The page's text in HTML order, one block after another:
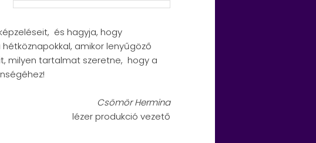
és hagyja, hogy
amikor lenyűgöző
milyen tartalmat szeretne, hogy a
Csömör Hermina
lézer produkció vezető